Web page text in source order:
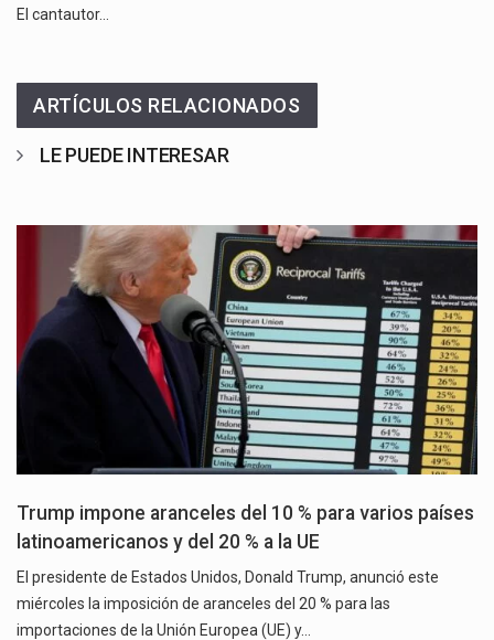
El cantautor…
ARTÍCULOS RELACIONADOS
LE PUEDE INTERESAR
Trump impone aranceles del 10 % para varios países
latinoamericanos y del 20 % a la UE
El presidente de Estados Unidos, Donald Trump, anunció este
miércoles la imposición de aranceles del 20 % para las
importaciones de la Unión Europea (UE) y…